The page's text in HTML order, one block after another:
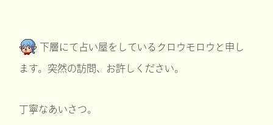
下層にて占い屋をしているクロウモロウと申し
ます。突然の訪問、お許しください。
丁寧なあいさつ。